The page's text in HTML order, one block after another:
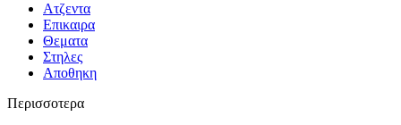
Ατζεντα
Επικαιρα
Θεματα
Στηλες
Αποθηκη
Περισσοτερα